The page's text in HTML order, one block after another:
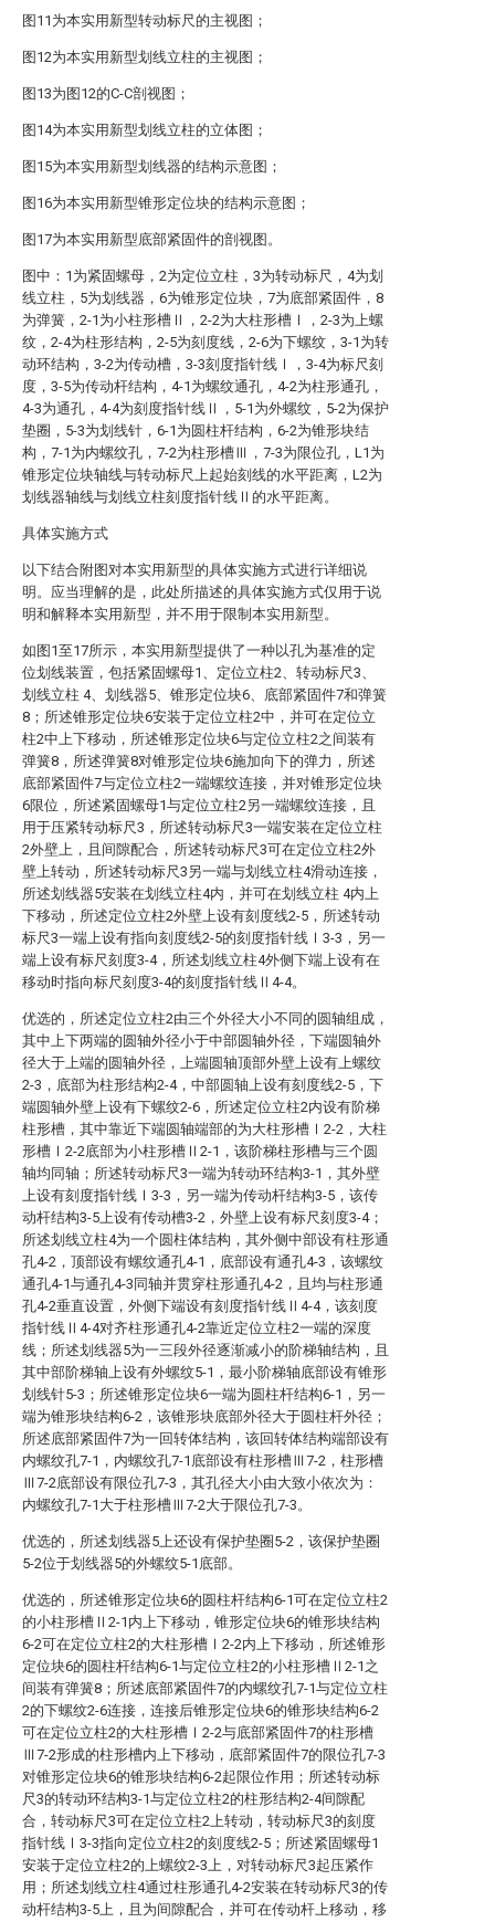
图11为本实用新型转动标尺的主视图；
图12为本实用新型划线立柱的主视图；
图13为图12的C-C剖视图；
图14为本实用新型划线立柱的立体图；
图15为本实用新型划线器的结构示意图；
图16为本实用新型锥形定位块的结构示意图；
图17为本实用新型底部紧固件的剖视图。
图中：1为紧固螺母，2为定位立柱，3为转动标尺，4为划
线立柱，5为划线器，6为锥形定位块，7为底部紧固件，8
为弹簧，2-1为小柱形槽Ⅱ，2-2为大柱形槽Ⅰ，2-3为上螺
纹，2-4为柱形结构，2-5为刻度线，2-6为下螺纹，3-1为转
动环结构，3-2为传动槽，3-3刻度指针线Ⅰ，3-4为标尺刻
度，3-5为传动杆结构，4-1为螺纹通孔，4-2为柱形通孔，
4-3为通孔，4-4为刻度指针线Ⅱ，5-1为外螺纹，5-2为保护
垫圈，5-3为划线针，6-1为圆柱杆结构，6-2为锥形块结
构，7-1为内螺纹孔，7-2为柱形槽Ⅲ，7-3为限位孔，L1为
锥形定位块轴线与转动标尺上起始刻线的水平距离，L2为
划线器轴线与划线立柱刻度指针线Ⅱ的水平距离。
具体实施方式
以下结合附图对本实用新型的具体实施方式进行详细说
明。应当理解的是，此处所描述的具体实施方式仅用于说
明和解释本实用新型，并不用于限制本实用新型。
如图1至17所示，本实用新型提供了一种以孔为基准的定
位划线装置，包括紧固螺母1、定位立柱2、转动标尺3、
划线立柱 4、划线器5、锥形定位块6、底部紧固件7和弹簧
8；所述锥形定位块6安装于定位立柱2中，并可在定位立
柱2中上下移动，所述锥形定位块6与定位立柱2之间装有
弹簧8，所述弹簧8对锥形定位块6施加向下的弹力，所述
底部紧固件7与定位立柱2一端螺纹连接，并对锥形定位块
6限位，所述紧固螺母1与定位立柱2另一端螺纹连接，且
用于压紧转动标尺3，所述转动标尺3一端安装在定位立柱
2外壁上，且间隙配合，所述转动标尺3可在定位立柱2外
壁上转动，所述转动标尺3另一端与划线立柱4滑动连接，
所述划线器5安装在划线立柱4内，并可在划线立柱 4内上
下移动，所述定位立柱2外壁上设有刻度线2-5，所述转动
标尺3一端上设有指向刻度线2-5的刻度指针线Ⅰ3-3，另一
端上设有标尺刻度3-4，所述划线立柱4外侧下端上设有在
移动时指向标尺刻度3-4的刻度指针线Ⅱ4-4。
优选的，所述定位立柱2由三个外径大小不同的圆轴组成，
其中上下两端的圆轴外径小于中部圆轴外径，下端圆轴外
径大于上端的圆轴外径，上端圆轴顶部外壁上设有上螺纹
2-3，底部为柱形结构2-4，中部圆轴上设有刻度线2-5，下
端圆轴外壁上设有下螺纹2-6，所述定位立柱2内设有阶梯
柱形槽，其中靠近下端圆轴端部的为大柱形槽Ⅰ2-2，大柱
形槽Ⅰ2-2底部为小柱形槽Ⅱ2-1，该阶梯柱形槽与三个圆
轴均同轴；所述转动标尺3一端为转动环结构3-1，其外壁
上设有刻度指针线Ⅰ3-3，另一端为传动杆结构3-5，该传
动杆结构3-5上设有传动槽3-2，外壁上设有标尺刻度3-4；
所述划线立柱4为一个圆柱体结构，其外侧中部设有柱形通
孔4-2，顶部设有螺纹通孔4-1，底部设有通孔4-3，该螺纹
通孔4-1与通孔4-3同轴并贯穿柱形通孔4-2，且均与柱形通
孔4-2垂直设置，外侧下端设有刻度指针线Ⅱ4-4，该刻度
指针线Ⅱ4-4对齐柱形通孔4-2靠近定位立柱2一端的深度
线；所述划线器5为一三段外径逐渐减小的阶梯轴结构，且
其中部阶梯轴上设有外螺纹5-1，最小阶梯轴底部设有锥形
划线针5-3；所述锥形定位块6一端为圆柱杆结构6-1，另一
端为锥形块结构6-2，该锥形块底部外径大于圆柱杆外径；
所述底部紧固件7为一回转体结构，该回转体结构端部设有
内螺纹孔7-1，内螺纹孔7-1底部设有柱形槽Ⅲ7-2，柱形槽
Ⅲ7-2底部设有限位孔7-3，其孔径大小由大致小依次为：
内螺纹孔7-1大于柱形槽Ⅲ7-2大于限位孔7-3。
优选的，所述划线器5上还设有保护垫圈5-2，该保护垫圈
5-2位于划线器5的外螺纹5-1底部。
优选的，所述锥形定位块6的圆柱杆结构6-1可在定位立柱2
的小柱形槽Ⅱ2-1内上下移动，锥形定位块6的锥形块结构
6-2可在定位立柱2的大柱形槽Ⅰ2-2内上下移动，所述锥形
定位块6的圆柱杆结构6-1与定位立柱2的小柱形槽Ⅱ2-1之
间装有弹簧8；所述底部紧固件7的内螺纹孔7-1与定位立柱
2的下螺纹2-6连接，连接后锥形定位块6的锥形块结构6-2
可在定位立柱2的大柱形槽Ⅰ2-2与底部紧固件7的柱形槽
Ⅲ7-2形成的柱形槽内上下移动，底部紧固件7的限位孔7-3
对锥形定位块6的锥形块结构6-2起限位作用；所述转动标
尺3的转动环结构3-1与定位立柱2的柱形结构2-4间隙配
合，转动标尺3可在定位立柱2上转动，转动标尺3的刻度
指针线Ⅰ3-3指向定位立柱2的刻度线2-5；所述紧固螺母1
安装于定位立柱2的上螺纹2-3上，对转动标尺3起压紧作
用；所述划线立柱4通过柱形通孔4-2安装在转动标尺3的传
动杆结构3-5上，且为间隙配合，并可在传动杆上移动，移